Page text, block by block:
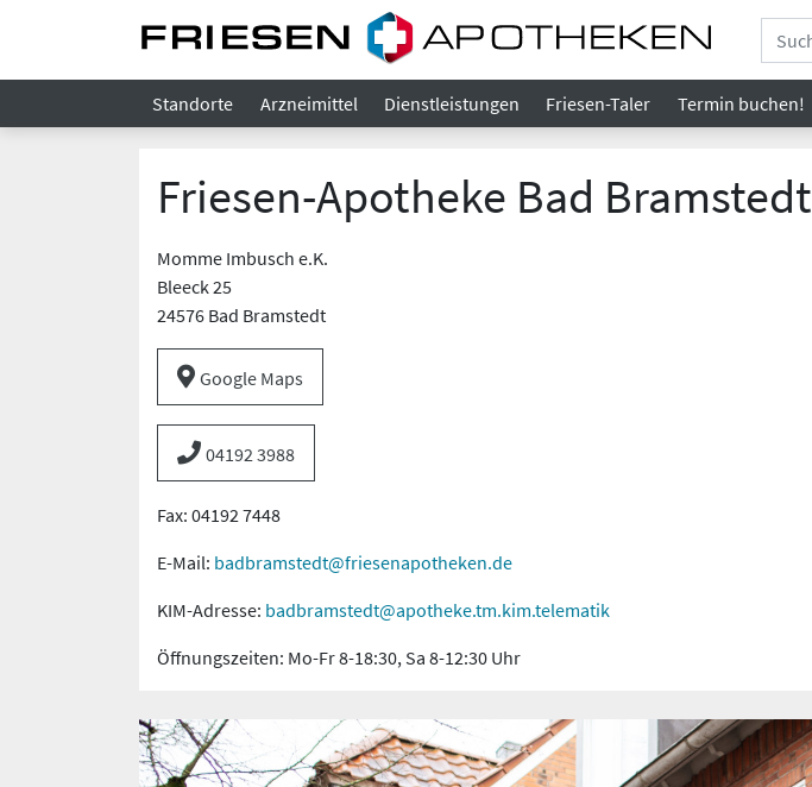
Standorte Arzneimittel Dienstleistungen Friesen-Taler Termin buchen!
Friesen-Apotheke Bad Bramstedt
Momme Imbusch e.K.
Bleeck 25
24576 Bad Bramstedt
Google Maps
04192 3988
Fax: 04192 7448
E-Mail: badbramstedt@friesenapotheken.de
KIM-Adresse: badbramstedt@apotheke.tm.kim.telematik
Öffnungszeiten: Mo-Fr 8-18:30, Sa 8-12:30 Uhr